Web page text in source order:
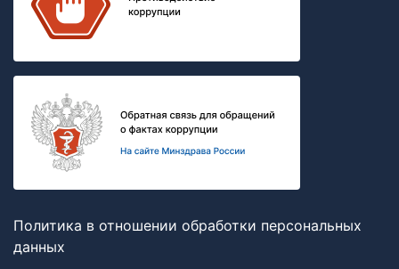
Политика в отношении обработки персональных
данных